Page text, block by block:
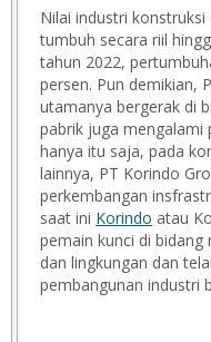
Nilai industri
tumbuh secara riil
tahun 2022,
persen. Pun demikian,
utamanya bergerak di
pabrik juga mengalami
hanya itu saja, pada
lainnya, PT Korindo
perkembangan
saat ini Korindo atau
pemain kunci di
dan lingkungan dan
pembangunan industri